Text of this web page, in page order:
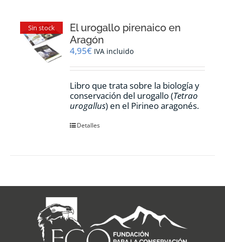
Sin stock
El urogallo pirenaico en
Aragón
4,95€ IVA incluido
Libro que trata sobre la biología y
conservación del urogallo (Tetrao
urogallus) en el Pirineo aragonés.
Detalles